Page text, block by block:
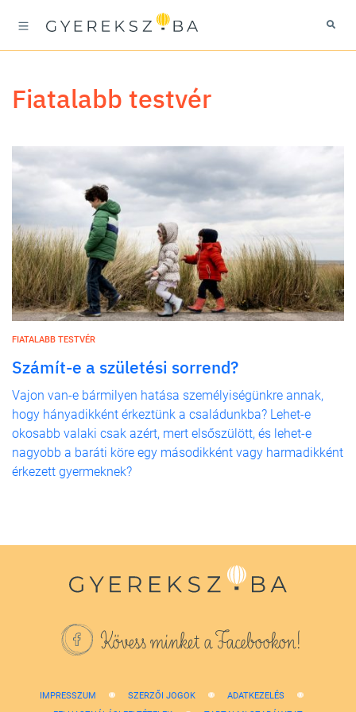
fiatalabb testvér
FIATALABB TESTVÉR
Számít-e a születési sorrend?
Vajon van-e bármilyen hatása személyiségünkre annak,
hogy hányadikként érkeztünk a családunkba? Lehet-e
okosabb valaki csak azért, mert elsőszülött, és lehet-e
nagyobb a baráti köre egy másodikként vagy harmadikként
érkezett gyermeknek?
Kövess minket a Facebookon!
IMPRESSZUM SZERZŐI JOGOK
ADATKEZELÉS